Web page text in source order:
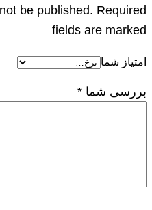
be published. Required
fields are marked
امتیاز شما
بررسی شما *